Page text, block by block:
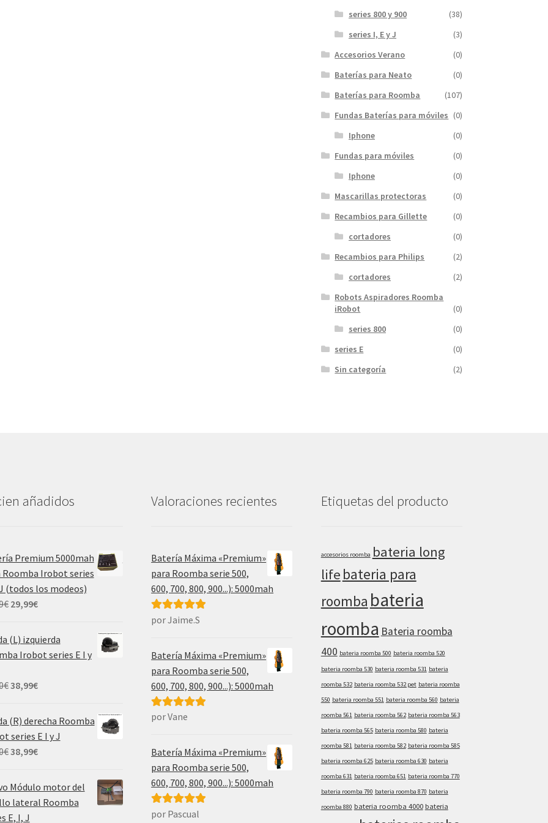
series 800 y 900
(38)
series I, E y J
(3)
Accesorios Verano
(0)
Baterías para Neato
(0)
Baterías para Roomba
(107)
Fundas Baterías para móviles (0)
Iphone
(0)
Fundas para móviles
(0)
Iphone
(0)
Mascarillas protectoras
(0)
Recambios para Gillette
(0)
cortadores
(0)
Recambios para Philips
(2)
cortadores
(2)
Robots Aspiradores Roomba
iRobot
(0)
series 800
(0)
series E
(0)
Sin categoría
(2)
añadidos
Premium 5000mah
Roomba Irobot series
(todos los modeos)
€ El
original
era:
29,99€El
actual
(L) izquierda
Irobot series E I y
€ El
original
era:
38,99€El
actual
es:
38,99€.
(R) derecha Roomba
series E I y J
€ El
original
era:
55,00€.
38,99€El
es:
Módulo motor del
lateral Roomba
E, I, J
Valoraciones recientes
Batería Máxima «Premium»
para Roomba serie 500,
600, 700, 800, 900...): 5000mah
Valorado con
por Jaime.S
Batería Máxima «Premium»
para Roomba serie 500,
600, 700, 800, 900...): 5000mah
Valorado con
por Vane
Batería Máxima «Premium»
para Roomba serie 500,
600, 700, 800, 900...): 5000mah
Valorado con
por Pascual
Etiquetas del producto
accesorios roomba bateria long
life bateria para
roomba bateria
roomba Bateria roomba
400 bateria roomba 500 bateria roomba 520
bateria roomba 530 bateria roomba 531 bateria
roomba 532 bateria roomba 532 pet bateria roomba
550 bateria roomba 551 bateria roomba 560 bateria
roomba 561 bateria roomba 562 bateria roomba 563
bateria roomba 565 bateria roomba 580 bateria
roomba 581 bateria roomba 582 bateria roomba 585
bateria roomba 625 bateria roomba 630 bateria
roomba 631 bateria roomba 651 bateria roomba 770
bateria roomba 790 bateria roomba 870 bateria
roomba 880 bateria roomba 4000 bateria